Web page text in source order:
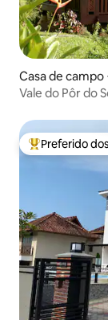
Casa de campo
Vale do Pôr do
Entre os
Preferido